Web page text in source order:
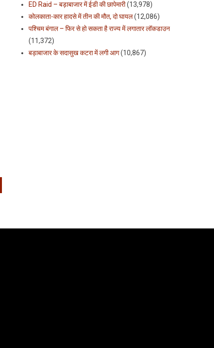
ED Raid – बड़ाबाजार में ईडी की छापेमारी(13,978)
कोलकाता-कार हादसे में तीन की मौत, दो घायल(12,086)
पश्चिम बंगाल – फिर से हो सकता है राज्य में लगातार लॉकडाउन
(11,372)
बड़ाबाजार के सदासुख कटरा में लगी आग(10,867)